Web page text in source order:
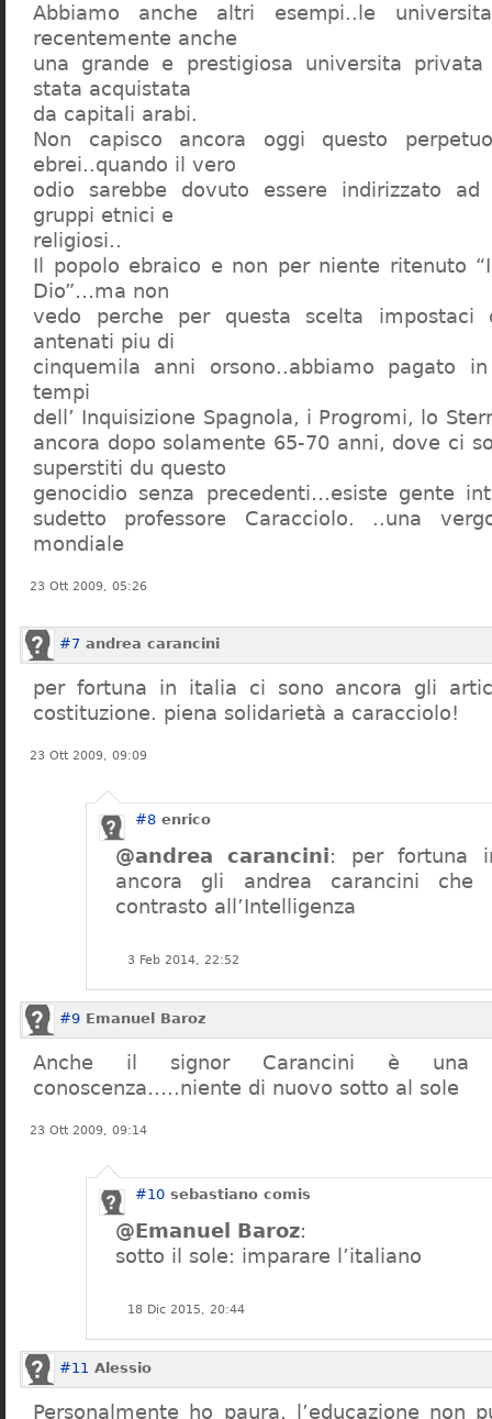
Abbiamo anche altri esempi..le
recentemente anche
una grande e prestigiosa universita
stata acquistata
da capitali arabi.
Non capisco ancora oggi questo
ebrei..quando il vero
odio sarebbe dovuto essere indirizzato
gruppi etnici e
religiosi..
Il popolo ebraico e non per niente ritenuto
Dio”…ma non
vedo perche per questa scelta
antenati piu di
cinquemila anni orsono..abbiamo pagato
tempi
dell’ Inquisizione Spagnola, i Progromi, lo
ancora dopo solamente 65-70 anni, dove ci
superstiti du questo
genocidio senza precedenti…esiste gente
sudetto professore Caracciolo. ..una
mondiale
23 Ott 2009, 05:26
#7 andrea carancini
per fortuna in italia ci sono ancora gli
costituzione. piena solidarietà a caracciolo!
23 Ott 2009, 09:09
#8 enrico
@andrea carancini: per fortuna
ancora gli andrea carancini
contrasto all’Intelligenza
3 Feb 2014, 22:52
#9 Emanuel Baroz
Anche il signor Carancini è una
conoscenza…..niente di nuovo sotto al sole
23 Ott 2009, 09:14
#10 sebastiano comis
@Emanuel Baroz:
sotto il sole: imparare l’italiano
18 Dic 2015, 20:44
#11 Alessio
Personalmente ho paura, l’educazione non